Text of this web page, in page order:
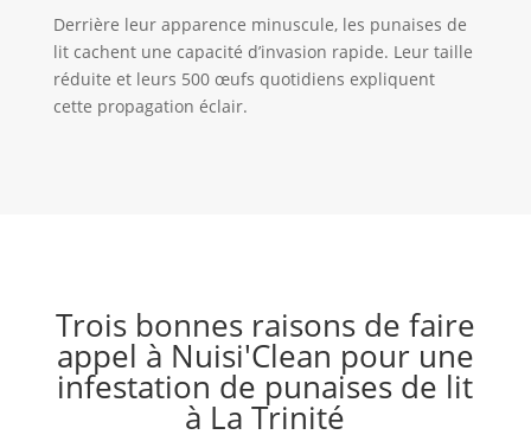
Derrière leur apparence minuscule, les punaises de
lit cachent une capacité d’invasion rapide. Leur taille
réduite et leurs 500 œufs quotidiens expliquent
cette propagation éclair.
Trois bonnes raisons de faire
appel à Nuisi'Clean pour une
infestation de punaises de lit
à La Trinité